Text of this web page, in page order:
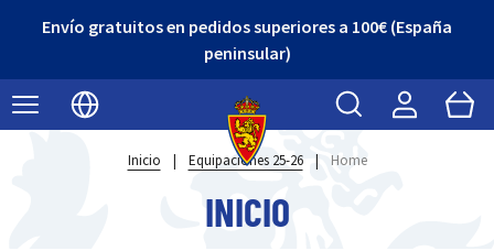
Envío gratuitos en pedidos superiores a 100€ (España
peninsular)
Seleccionar idioma
Buscar Cart
Inicio | Equipaciones 25-26 | Home
INICIO